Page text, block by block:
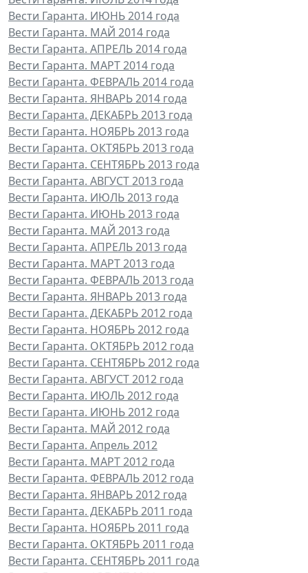
Вести Гаранта. ИЮНЬ 2014 года
Вести Гаранта. МАЙ 2014 года
Вести Гаранта. АПРЕЛЬ 2014 года
Вести Гаранта. МАРТ 2014 года
Вести Гаранта. ФЕВРАЛЬ 2014 года
Вести Гаранта. ЯНВАРЬ 2014 года
Вести Гаранта. ДЕКАБРЬ 2013 года
Вести Гаранта. НОЯБРЬ 2013 года
Вести Гаранта. ОКТЯБРЬ 2013 года
Вести Гаранта. СЕНТЯБРЬ 2013 года
Вести Гаранта. АВГУСТ 2013 года
Вести Гаранта. ИЮЛЬ 2013 года
Вести Гаранта. ИЮНЬ 2013 года
Вести Гаранта. МАЙ 2013 года
Вести Гаранта. АПРЕЛЬ 2013 года
Вести Гаранта. МАРТ 2013 года
Вести Гаранта. ФЕВРАЛЬ 2013 года
Вести Гаранта. ЯНВАРЬ 2013 года
Вести Гаранта. ДЕКАБРЬ 2012 года
Вести Гаранта. НОЯБРЬ 2012 года
Вести Гаранта. ОКТЯБРЬ 2012 года
Вести Гаранта. СЕНТЯБРЬ 2012 года
Вести Гаранта. АВГУСТ 2012 года
Вести Гаранта. ИЮЛЬ 2012 года
Вести Гаранта. ИЮНЬ 2012 года
Вести Гаранта. МАЙ 2012 года
Вести Гаранта. Апрель 2012
Вести Гаранта. МАРТ 2012 года
Вести Гаранта. ФЕВРАЛЬ 2012 года
Вести Гаранта. ЯНВАРЬ 2012 года
Вести Гаранта. ДЕКАБРЬ 2011 года
Вести Гаранта. НОЯБРЬ 2011 года
Вести Гаранта. ОКТЯБРЬ 2011 года
Вести Гаранта. СЕНТЯБРЬ 2011 года